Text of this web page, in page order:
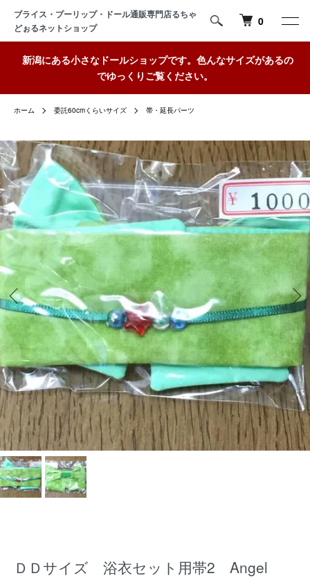
ブライス・プーリップ・ドール通販専門店るちゃ
どぉるネットショップ
0
新潟にある小さなドールショップです。色んなサイズがあるの
でゆっくりご覧ください。
ホーム 委託60cmくらいサイズ 帯・延長パーツ
ＤＤサイズ 浴衣セット用帯2 Angel